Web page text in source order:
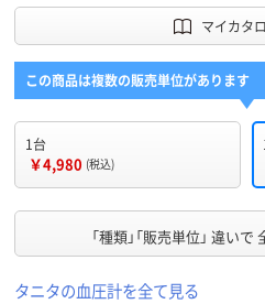
マイカタ
この商品は複数の販売単位があります
1台
￥4,980 (税込)
「種類」「販売単位」 違いで
タニタの血圧計を全て見る